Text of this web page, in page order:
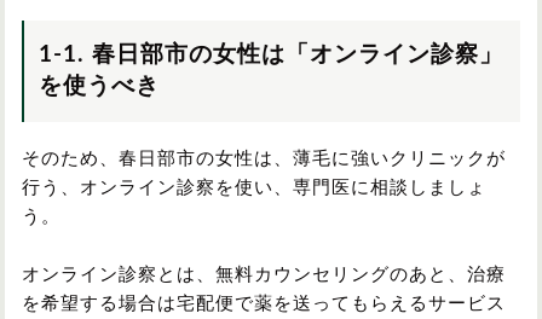
1-1. 春日部市の女性は「オンライン診察」
を使うべき
そのため、春日部市の女性は、薄毛に強いクリニックが
行う、オンライン診察を使い、専門医に相談しましょ
う。
オンライン診察とは、無料カウンセリングのあと、治療
を希望する場合は宅配便で薬を送ってもらえるサービス